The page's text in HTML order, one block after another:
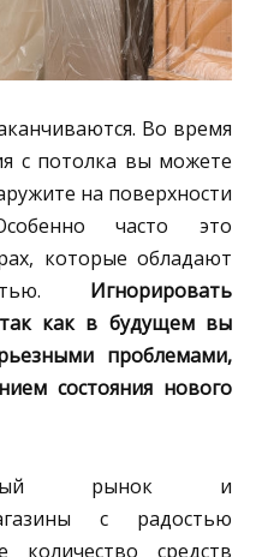
Во время
с потолка вы можете
на поверхности
часто это
которые обладают
Игнорировать
так как в будущем вы
проблемами,
состояния нового
рынок и
с радостью
средств